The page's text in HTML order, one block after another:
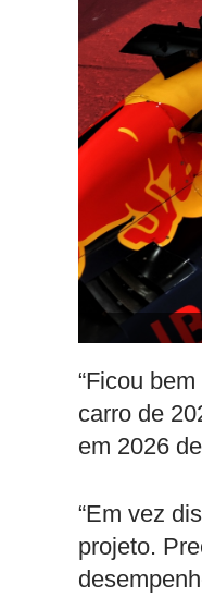
“Ficou
carro de
em 2026
“Em vez
projeto.